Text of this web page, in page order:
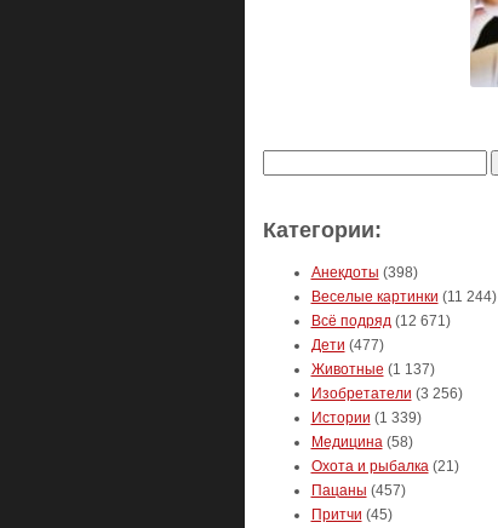
Категории:
Анекдоты (398)
Веселые картинки (11 244)
Всё подряд(12 671)
Дети (477)
Животные (1 137)
Изобретатели (3 256)
Истории (1 339)
Медицина(58)
Охота и рыбалка(21)
Пацаны (457)
Притчи (45)